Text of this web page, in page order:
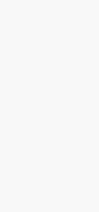
クリップバー